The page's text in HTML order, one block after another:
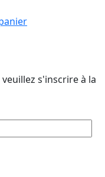
s'inscrire à la